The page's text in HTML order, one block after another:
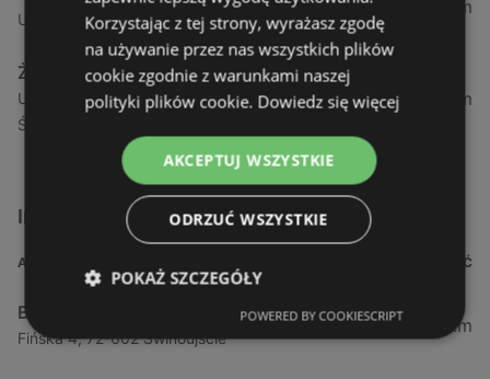
Ul. Armii Krajowej 12 / 1a, 72-600 Świnoujście
1,04 km
Żabka
Ul. Wybrzeże Wł. Iv 26/27 Lok. Lu, 72-600
Świnoujście
1,05 km
Inne sklepy Supermarkety w pobliżu
ADRES ODLEGŁOŚĆ
Biedronka
Fińska 4, 72-602 Świnoujście
0,23 km
Korzystając z tej strony, wyrażasz zgodę
na używanie przez nas wszystkich plików
cookie zgodnie z warunkami naszej
polityki plików cookie. Dowiedz się więcej
AKCEPTUJ WSZYSTKIE
ODRZUĆ WSZYSTKIE
POKAŻ SZCZEGÓŁY
POWERED BY COOKIESCRIPT